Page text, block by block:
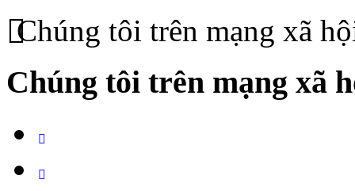
Chúng tôi trên mạng xã
Chúng tôi trên mạng xã